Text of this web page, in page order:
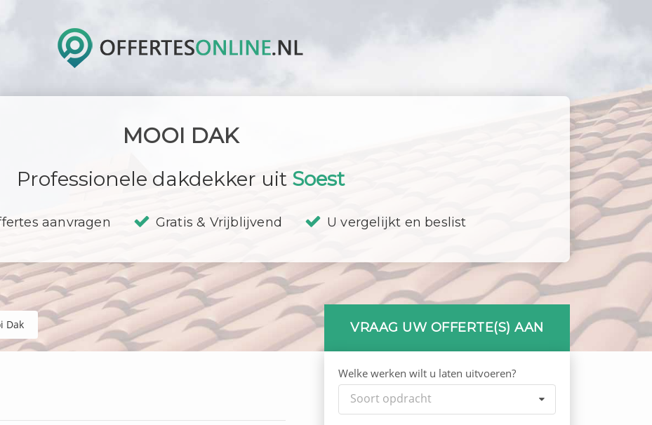
MOOI DAK
Professionele dakdekker uit Soest
aanvragen Gratis & Vrijblijvend U vergelijkt en beslist
VRAAG UW OFFERTE(S) AAN
Dak
Welke werken wilt u laten uitvoeren?
Soort opdracht